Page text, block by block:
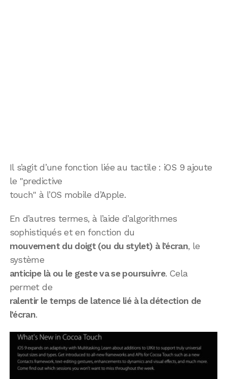
Il s’agit d’une fonction liée au tactile : iOS 9 ajoute
le "predictive
touch" à l’OS mobile d’Apple.
En d’autres termes, à l’aide d’algorithmes
sophistiqués et en fonction du
mouvement du doigt (ou du stylet) à l’écran, le
système
anticipe là ou le geste va se poursuivre. Cela
permet de
ralentir le temps de latence lié à la détection de
l’écran.